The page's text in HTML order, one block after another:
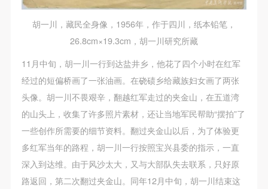
胡一川，藏民全身像，1956年，作于四川，纸本铅笔，
26.8cm×19.3cm，胡一川研究所藏
11月中旬，胡一川一行到达盐井乡，他花了四个小时在红军
经过的短偏桥画了一张油画。在硗碛乡给藏族妇女画了两张
头像。胡一川不畏艰辛，翻越红军走过的夹金山，在五道湾
的山头上，收集了许多照片素材，还让当地军民帮助“摆拍”了
一些创作所需要的细节资料。翻过夹金山以后，为了体验更
多红军当年的路程，胡一川一行按照宝兴县委的指示，一直
深入到达维。由于风沙太大，又与大部队失去联系，只好原
路返回，第二次翻过夹金山。同年12月中旬，胡一川结束这